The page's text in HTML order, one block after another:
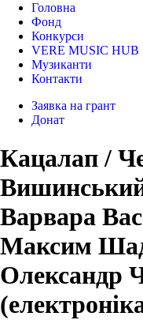
Головна
Фонд
Конкурси
VERE MUSIC HUB
Музиканти
Контакти
Заявка на грант
Донат
Кацалап /
Варвара
Максим
Олександр